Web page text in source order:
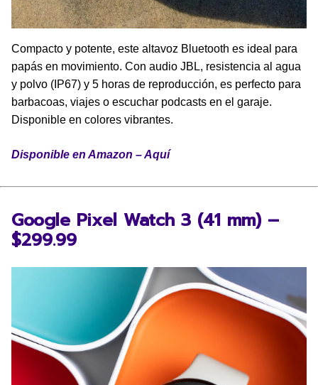
Compacto y potente, este altavoz Bluetooth es ideal para
papás en movimiento. Con audio JBL, resistencia al agua
y polvo (IP67) y 5 horas de reproducción, es perfecto para
barbacoas, viajes o escuchar podcasts en el garaje.
Disponible en colores vibrantes.
Disponible en Amazon – Aquí
Google Pixel Watch 3 (41 mm) –
$299.99